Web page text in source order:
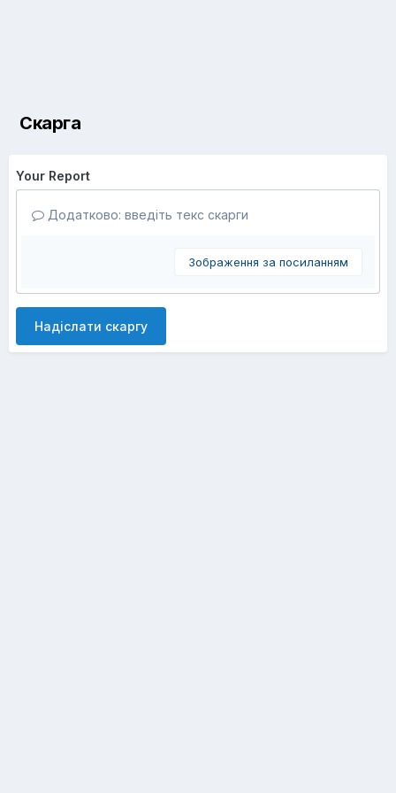
Скарга
Your Report
Додатково: введіть текс скарги
Зображення за посиланням
Надіслати скаргу